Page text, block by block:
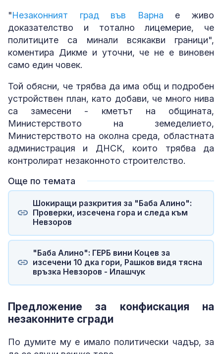
"Незаконният град във Варна е живо
доказателство и тотално лицемерие, че
политиците са минали всякакви граници",
коментира Дикме и уточни, че не е виновен
само един човек.
Той обясни, че трябва да има общ и подробен
устройствен план, като добави, че много нива
са замесени - кметът на общината,
Министерството на земеделието,
Министерството на околна среда, областната
администрация и ДНСК, които трябва да
контролират незаконното строителство.
Още по темата
Шокиращи разкрития за "Баба Алино":
Проверки, изсечена гора и следа към
Невзоров
"Баба Алино": ГЕРБ вини Коцев за
изсечени 10 дка гори, Рашков видя тясна
връзка Невзоров - Илашчук
Предложение за конфискация на
незаконните сгради
По думите му е имало политически чадър, за